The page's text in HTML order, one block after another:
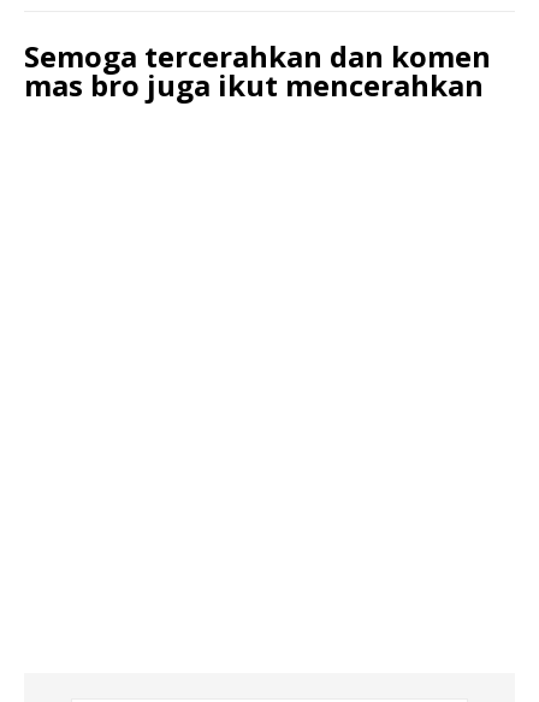
Semoga tercerahkan dan komen
mas bro juga ikut mencerahkan